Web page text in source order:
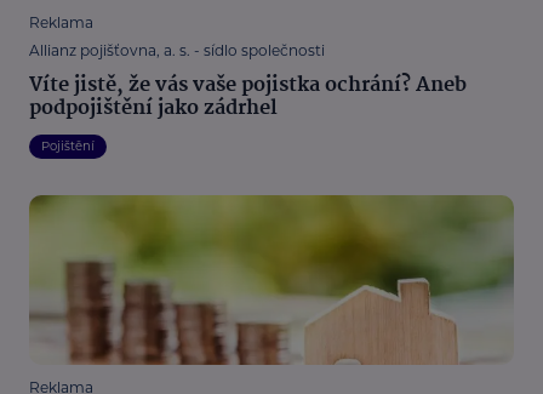
Reklama
Allianz pojišťovna, a. s. - sídlo společnosti
Víte jistě, že vás vaše pojistka ochrání? Aneb
podpojištění jako zádrhel
Pojištění
Reklama